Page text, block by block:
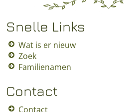
Snelle Links
Wat is er nieuw
Zoek
Familienamen
Contact
Contact